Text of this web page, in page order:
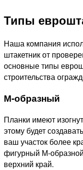
Типы
Наша компания
штакетник от
основные типы
строительства
М-образный
Планки имеют
этому будет
ваш участок более
фигурный М-
верхний край.